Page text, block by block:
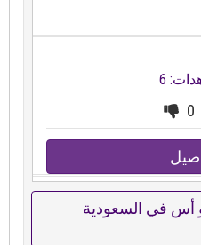
6
0
أس في السعودية